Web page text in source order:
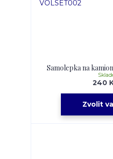
Samolepka na
240
Zvolit